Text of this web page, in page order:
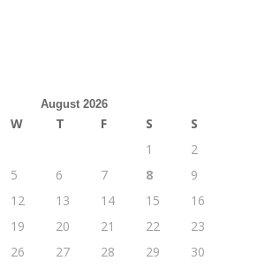
August 2026
W T F S
S
1
2
5 6 7 8
9
12 13 14 15
16
19 20 21 22
23
26 27 28 29
30